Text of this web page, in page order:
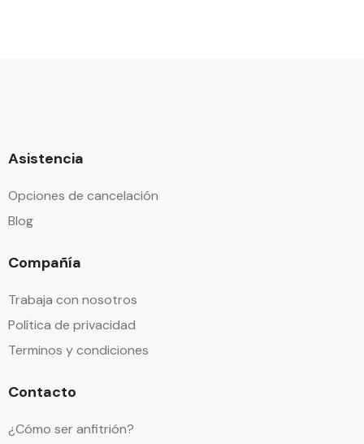
Asistencia
Opciones de cancelación
Blog
Compañía
Trabaja con nosotros
Política de privacidad
Terminos y condiciones
Contacto
¿Cómo ser anfitrión?